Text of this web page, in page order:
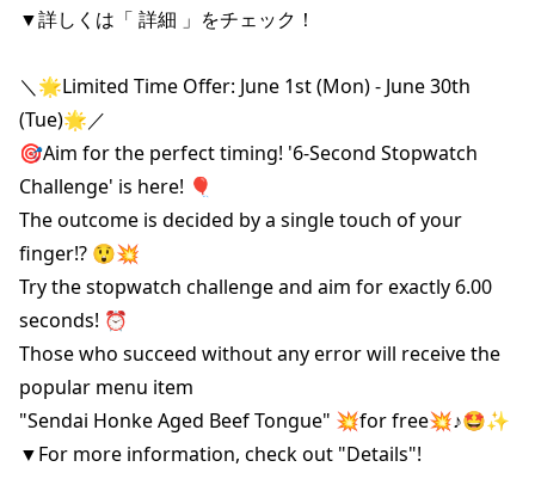
▼詳しくは「 詳細 」をチェック！
＼🌟Limited Time Offer: June 1st (Mon) - June 30th
(Tue)🌟／
🎯Aim for the perfect timing! '6-Second Stopwatch
Challenge' is here! 🎈
The outcome is decided by a single touch of your
finger!? 😲💥
Try the stopwatch challenge and aim for exactly 6.00
seconds! ⏰️
Those who succeed without any error will receive the
popular menu item
"Sendai Honke Aged Beef Tongue" 💥for free💥♪🤩✨
▼For more information, check out "Details"!